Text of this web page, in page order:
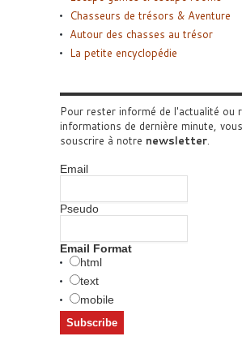
Chasseurs de trésors & Aventure
Autour des chasses au trésor
La petite encyclopédie
Pour rester informé de l'actualité ou
informations de dernière minute,
souscrire à notre newsletter
Email
Pseudo
Email Format
html
text
mobile